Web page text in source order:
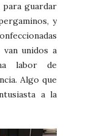
para guardar
y
unidos a
labor de
Algo que
a la